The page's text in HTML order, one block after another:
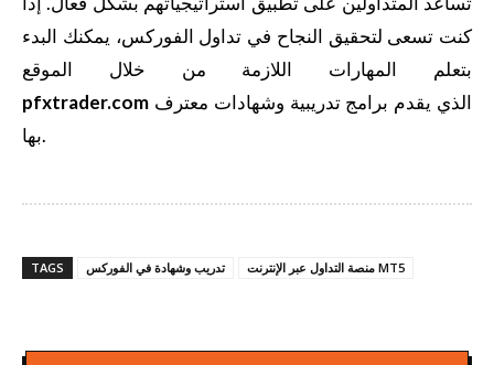
كنت تسعى لتحقيق النجاح في تداول الفوركس، يمكنك البدء
بتعلم المهارات اللازمة من خلال الموقع
pfxtrader.com
بها.
TAGS تدريب وشهادة في الفوركس منصة التداول عبر الإنترنت MT5